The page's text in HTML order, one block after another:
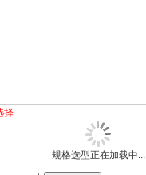
择
规格选型正在加载中...